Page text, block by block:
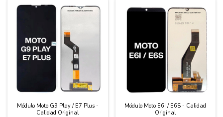
Módulo Moto G9 Play / E7 Plus -
Calidad Original
Módulo Moto E6I / E6S - Calidad
Original